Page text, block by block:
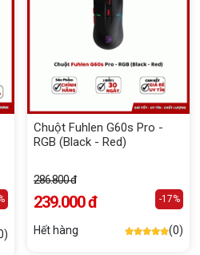
Chuột Fuhlen G60s Pro -
RGB (Black - Red)
286.800 đ
239.000 đ -17%
Hết hàng (0)